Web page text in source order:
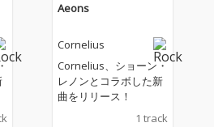
Aeons
Cornelius
Cornelius、ショーン・
レノンとコラボした新
曲をリリース！
1 track